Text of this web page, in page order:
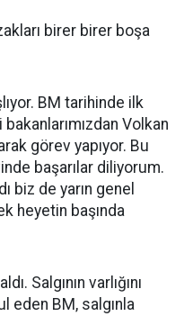
birer birer boşa
BM tarihinde ilk
Volkan
görev yapıyor. Bu
başarılar diliyorum.
biz de yarın genel
heyetin başında
Salgının varlığını
eden BM, salgınla